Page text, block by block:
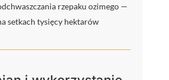
rzepaku ozimego —
setkach tysięcy hektarów